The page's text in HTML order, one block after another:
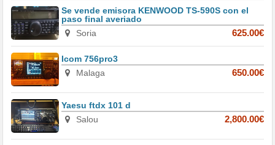
Se vende emisora KENWOOD TS-590S con el
paso final averiado
Soria
625.00€
Icom 756pro3
Malaga
650.00€
Yaesu ftdx 101 d
Salou
2,800.00€